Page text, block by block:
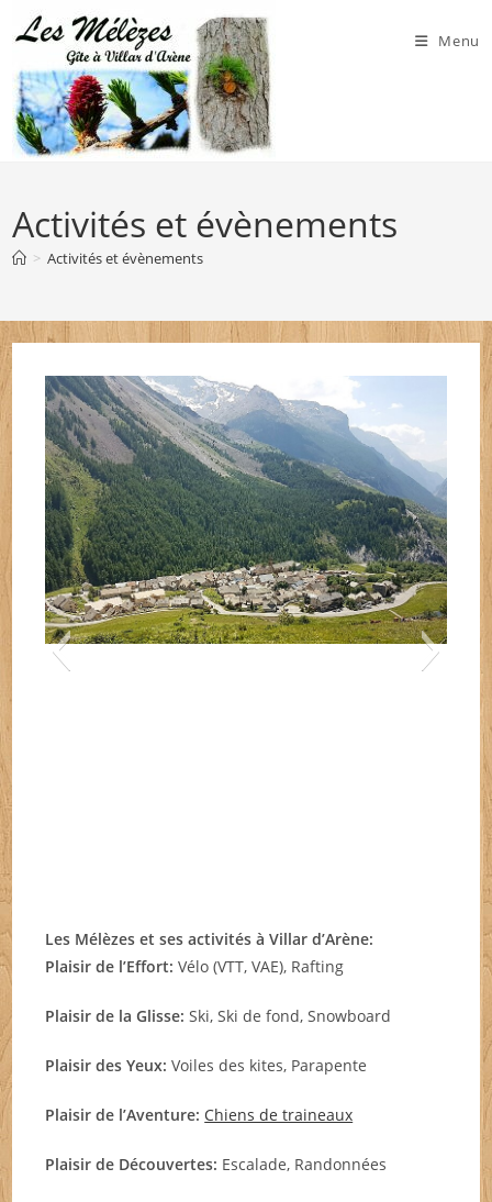
content
Menu
Activités et évènements
> Activités et évènements
'Arène 1
Les Mélèzes et ses activitésà Villar d’Arène:
Plaisir de l’Effort: Vélo (VTT, VAE), Rafting
Plaisir de la Glisse: Ski, Ski de fond, Snowboard
Plaisir des Yeux: Voiles des kites, Parapente
Plaisir de l’Aventure: Chiens de traineaux
Plaisir de Découvertes: Escalade, Randonnées